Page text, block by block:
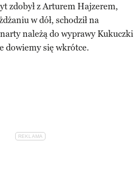
zdobył z Arturem Hajzerem,
w dół, schodził na
należą do wyprawy Kukuczki
dowiemy się wkrótce.